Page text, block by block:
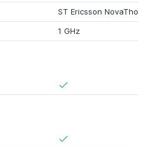
ST Ericsson NovaThor
1 GHz